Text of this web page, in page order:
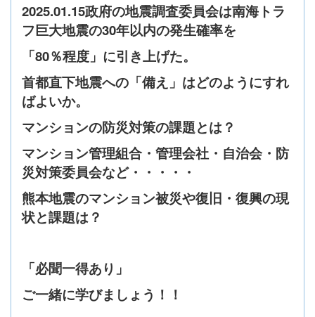
2025.01.15政府の地震調査委員会は南海トラ
フ巨大地震の30年以内の発生確率を
「80％程度」に引き上げた。
首都直下地震への「備え」はどのようにすれ
ばよいか。
マンションの防災対策の課題とは？
マンション管理組合・管理会社・自治会・防
災対策委員会など・・・・・
熊本地震のマンション被災や復旧・復興の現
状と課題は？
「必聞一得あり」
ご一緒に学びましょう！！